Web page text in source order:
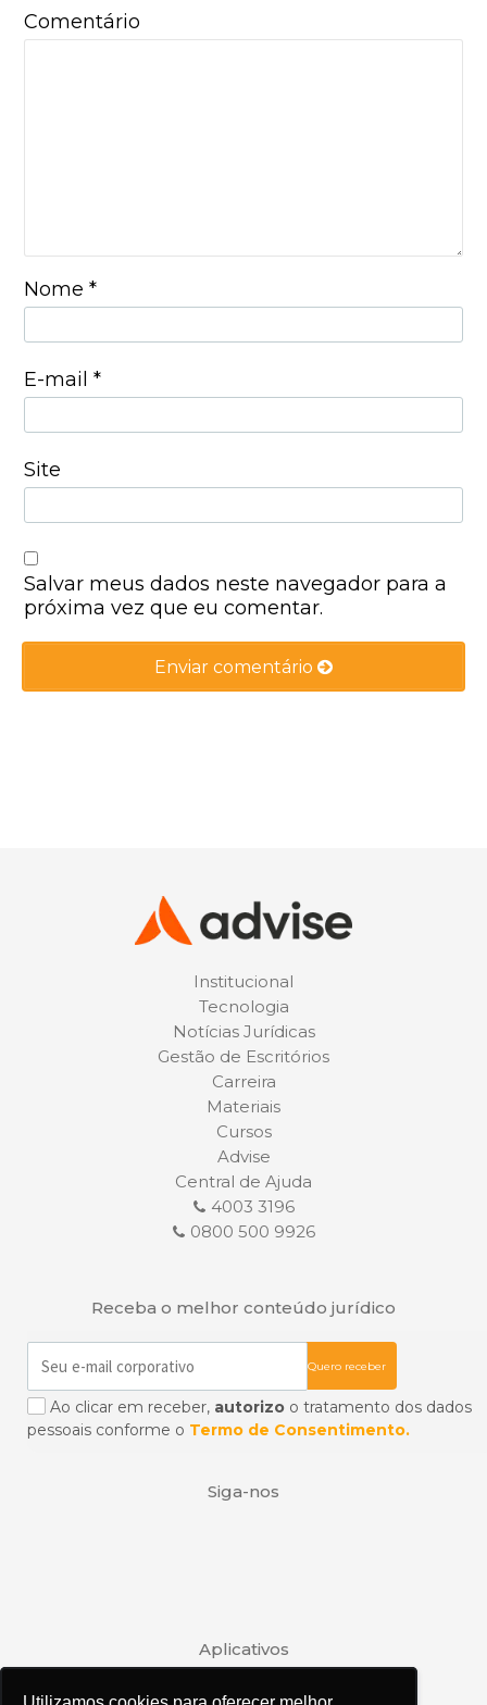
Comentário
Nome*
E-mail*
Site
Salvar meus dados neste navegador para a
próxima vez que eu comentar.
Institucional
Tecnologia
Notícias Jurídicas
Gestão de Escritórios
Carreira
Materiais
Cursos
Advise
Central de Ajuda
4003 3196
0800 500 9926
Receba o melhor conteúdo jurídico
Ao clicar em receber,autorizo o tratamento dos dados
pessoais conforme o Termo de Consentimento.
Siga-nos
Aplicativos